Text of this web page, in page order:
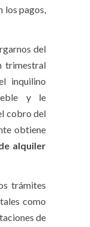
los pagos,
del
trimestral
inquilino
y le
cobro del
obtiene
alquiler
trámites
como
de